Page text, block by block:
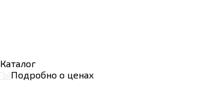
Каталог
Подробно о ценах